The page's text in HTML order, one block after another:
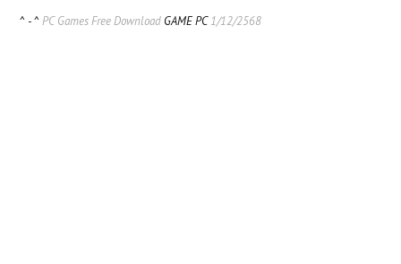
^ - ^ PC Games Free Download GAME PC1/12/2568